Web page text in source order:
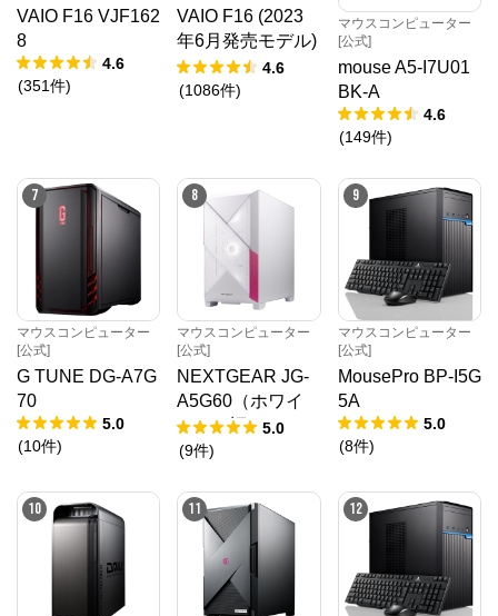
VAIO F16 VJF162
8
4.6
(351件)
VAIO F16 (2023
年6月発売モデル)
VJF1618
4.6
(1086件)
マウスコンピューター
[公式]
mouse A5-I7U01
BK-A
4.6
(149件)
7
マウスコンピューター
[公式]
G TUNE DG-A7G
70
5.0
(10件)
8
マウスコンピューター
[公式]
NEXTGEAR JG-
A5G60（ホワイ
ト）（旧モデル /
販売終了）
5.0
(9件)
9
マウスコンピューター
[公式]
MousePro BP-I5G
5A
5.0
(8件)
10 11 12